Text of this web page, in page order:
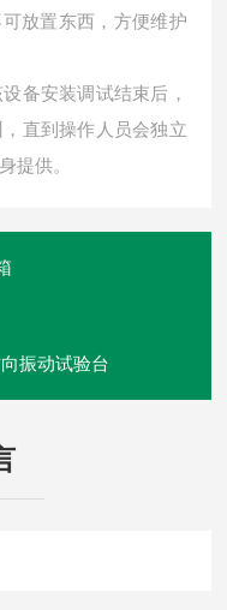
放置东西，方便维护
备安装调试结束后，
直到操作人员会独立
提供。
振动试验台